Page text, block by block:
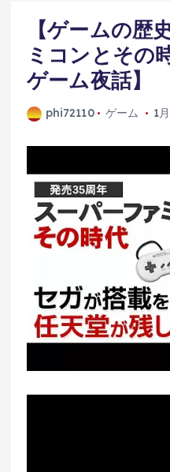
【ゲームの歴
ミコンとその
ゲーム夜話】
phi72110 ゲーム 1